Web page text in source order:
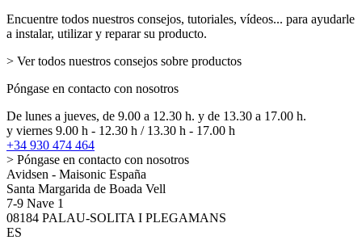
Encuentre todos nuestros consejos, tutoriales, vídeos... para ayudarle
a instalar, utilizar y reparar su producto.
> Ver todos nuestros consejos sobre productos
Póngase en contacto con nosotros
De lunes a jueves, de 9.00 a 12.30 h. y de 13.30 a 17.00 h.
y viernes 9.00 h - 12.30 h / 13.30 h - 17.00 h
+34 930 474 464
> Póngase en contacto con nosotros
Avidsen - Maisonic España
Santa Margarida de Boada Vell
7-9 Nave 1
08184 PALAU-SOLITA I PLEGAMANS
ES